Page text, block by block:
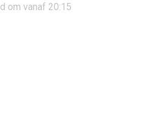
om vanaf 20:15